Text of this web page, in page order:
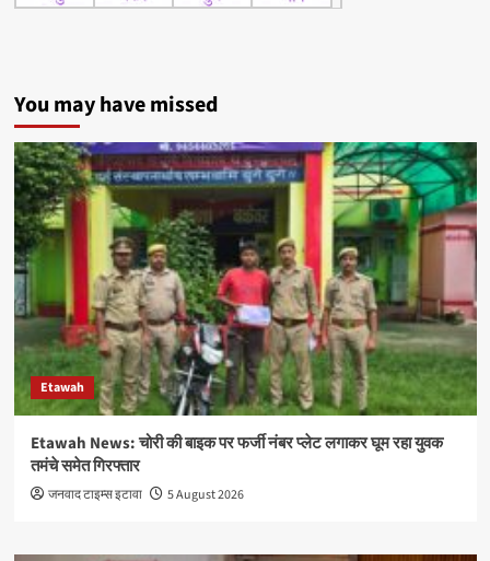
You may have missed
Etawah
Etawah News: चोरी की बाइक पर फर्जी नंबर प्लेट लगाकर घूम रहा युवक
तमंचे समेत गिरफ्तार
जनवाद टाइम्स इटावा 5 August 2026